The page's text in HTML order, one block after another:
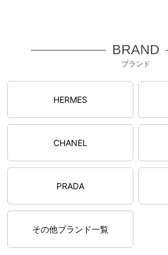
BRAND
ブランド
HERMES
CHANEL
PRADA
その他ブランド一覧